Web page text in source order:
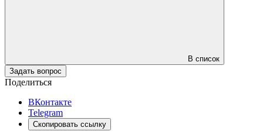
В список
Задать вопрос
Поделиться
ВКонтакте
Telegram
Скопировать ссылку